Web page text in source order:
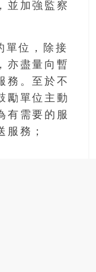
並加強監察
單位，除接
亦盡量向暫
務。至於不
勵單位主動
有需要的服
服務；